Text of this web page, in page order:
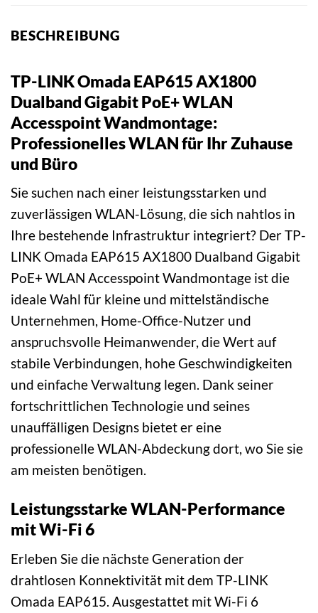
BESCHREIBUNG
TP-LINK Omada EAP615 AX1800
Dualband Gigabit PoE+ WLAN
Accesspoint Wandmontage:
Professionelles WLAN für Ihr Zuhause
und Büro
Sie suchen nach einer leistungsstarken und
zuverlässigen WLAN-Lösung, die sich nahtlos in
Ihre bestehende Infrastruktur integriert? Der TP-
LINK Omada EAP615 AX1800 Dualband Gigabit
PoE+ WLAN Accesspoint Wandmontage ist die
ideale Wahl für kleine und mittelständische
Unternehmen, Home-Office-Nutzer und
anspruchsvolle Heimanwender, die Wert auf
stabile Verbindungen, hohe Geschwindigkeiten
und einfache Verwaltung legen. Dank seiner
fortschrittlichen Technologie und seines
unauffälligen Designs bietet er eine
professionelle WLAN-Abdeckung dort, wo Sie sie
am meisten benötigen.
Leistungsstarke WLAN-Performance
mit Wi-Fi 6
Erleben Sie die nächste Generation der
drahtlosen Konnektivität mit dem TP-LINK
Omada EAP615. Ausgestattet mit Wi-Fi 6